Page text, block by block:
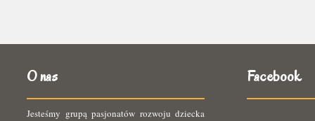
O nas
Jesteśmy grupą pasjonatów rozwoju dziecka
Facebook